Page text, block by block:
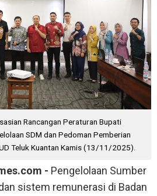
Rancangan Peraturan Bupati
SDM dan Pedoman Pemberian
Teluk Kuantan Kamis (13/11/2025).
- Pengelolaan Sumber
sistem remunerasi di Badan